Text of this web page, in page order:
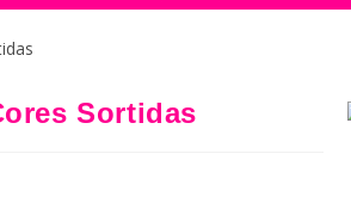
Sortidas